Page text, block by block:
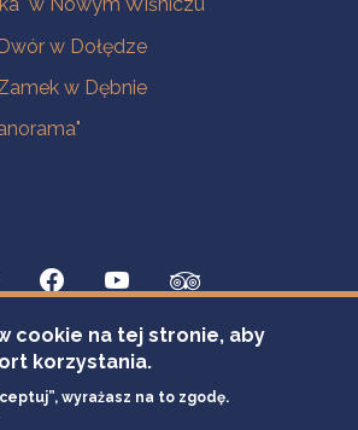
w Dołędze
w Dębnie
cookie na tej stronie, aby
korzystania.
wyrażasz na to zgodę.